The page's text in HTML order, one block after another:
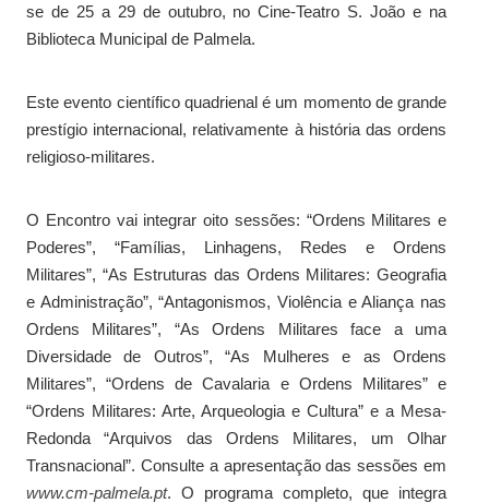
se de 25 a 29 de outubro, no Cine-Teatro S. João e na
Biblioteca Municipal de Palmela.
Este evento científico quadrienal é um momento de grande
prestígio internacional, relativamente à história das ordens
religioso-militares.
O Encontro vai integrar oito sessões: “Ordens Militares e
Poderes”, “Famílias, Linhagens, Redes e Ordens
Militares”, “As Estruturas das Ordens Militares: Geografia
e Administração”, “Antagonismos, Violência e Aliança nas
Ordens Militares”, “As Ordens Militares face a uma
Diversidade de Outros”, “As Mulheres e as Ordens
Militares”, “Ordens de Cavalaria e Ordens Militares” e
“Ordens Militares: Arte, Arqueologia e Cultura” e a Mesa-
Redonda “Arquivos das Ordens Militares, um Olhar
Transnacional”. Consulte a apresentação das sessões em
www.cm-palmela.pt. O programa completo, que integra